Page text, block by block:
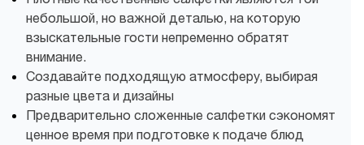
небольшой, но важной деталью, на которую
взыскательные гости непременно обратят
внимание.
Создавайте подходящую атмосферу, выбирая
разные цвета и дизайны
Предварительно сложенные салфетки сэкономят
ценное время при подготовке к подаче блюд